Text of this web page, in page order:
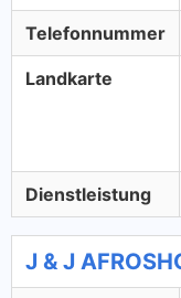
Telefonnummer
Landkarte
Dienstleistung
J & J